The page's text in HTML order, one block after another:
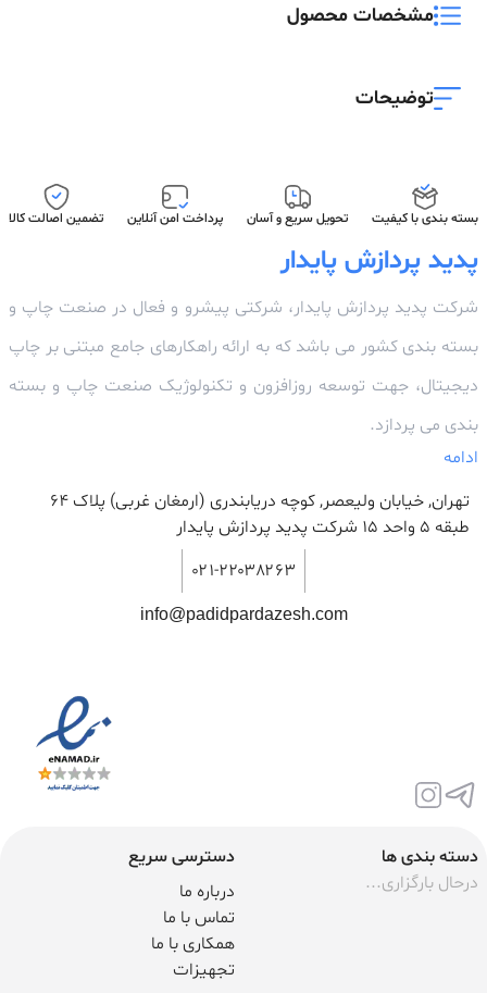
مشخصات محصول
توضیحات
بسته بندی با کیفیت تحویل سریع و آسان پرداخت امن آنلاین تضمین اصالت کالا
پدید پردازش پایدار
شرکت پدید پردازش پایدار، شرکتی پیشرو و فعال در صنعت چاپ و
بسته بندی کشور می باشد که به ارائه راهکارهای جامع مبتنی بر چاپ
دیجیتال، جهت توسعه روزافزون و تکنولوژیک صنعت چاپ و بسته
بندی می پردازد.
ادامه
تهران, خیابان ولیعصر, کوچه دریابندری (ارمغان غربی) پلاک 64
طبقه ۵ واحد ۱۵ شرکت پدید پردازش پایدار
۰۲۱-۲۲۰۳۸۲۶۳
info@padidpardazesh.com
دسته بندی ها
درحال بارگزاری...
دسترسی سریع
درباره ما
تماس با ما
همکاری با ما
تجهیزات